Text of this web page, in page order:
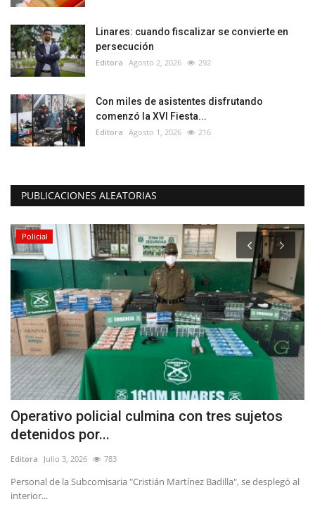
Linares: cuando fiscalizar se convierte en
persecución
Editora Agosto 2, 2026 292
Con miles de asistentes disfrutando
comenzó la XVI Fiesta...
Editora Agosto 1, 2026 216
PUBLICACIONES ALEATORIAS
Policial
Operativo policial culmina con tres sujetos
detenidos por...
Editora Julio 3, 2026 783
Personal de la Subcomisaria "Cristián Martínez Badilla", se desplegó al
interior...